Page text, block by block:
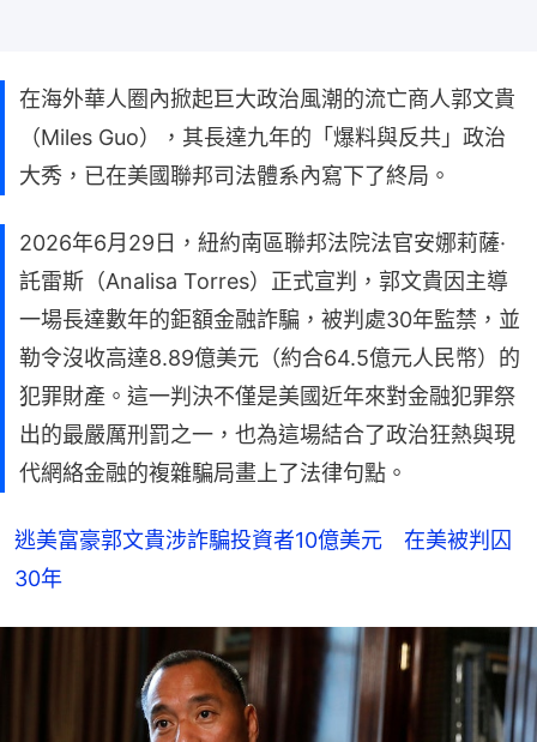
在海外華人圈內掀起巨大政治風潮的流亡商人郭文貴
（Miles Guo），其長達九年的「爆料與反共」政治
大秀，已在美國聯邦司法體系內寫下了終局。
2026年6月29日，紐約南區聯邦法院法官安娜莉薩·
託雷斯（Analisa Torres）正式宣判，郭文貴因主導
一場長達數年的鉅額金融詐騙，被判處30年監禁，並
勒令沒收高達8.89億美元（約合64.5億元人民幣）的
犯罪財產。這一判決不僅是美國近年來對金融犯罪祭
出的最嚴厲刑罰之一，也為這場結合了政治狂熱與現
代網絡金融的複雜騙局畫上了法律句點。
逃美富豪郭文貴涉詐騙投資者10億美元　在美被判囚
30年